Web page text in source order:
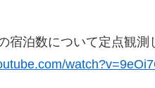
宿泊数について定点観測